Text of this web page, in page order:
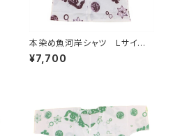
本染め魚河岸シャツ Lサイ
ズ 認定証付き 木綿晒 涼麻
柄 白×えんじ 日本製 注染
¥7,700